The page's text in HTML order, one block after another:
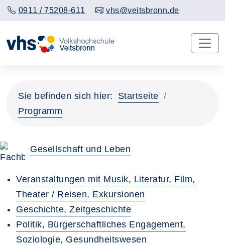
0911 / 75208-611 vhs@veitsbronn.de
Sie befinden sich hier:
Startseite
Programm
Gesellschaft und Leben
Veranstaltungen mit Musik, Literatur, Film,
Theater / Reisen, Exkursionen
Geschichte, Zeitgeschichte
Politik, Bürgerschaftliches Engagement,
Soziologie, Gesundheitswesen